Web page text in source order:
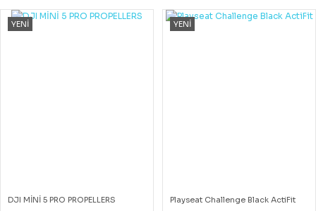
YENİ
DJI MİNİ 5 PRO PROPELLERS
YENİ
Playseat Challenge Black ActiFit